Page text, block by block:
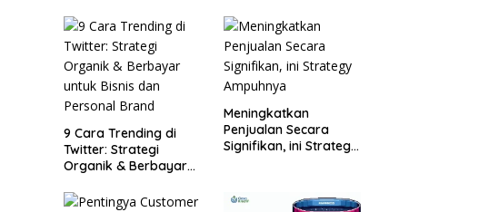
9 Cara Trending di
Twitter: Strategi
Organik & Berbayar
Personal Brand
Meningkatkan
Penjualan Secara
Signifikan, ini Strategy